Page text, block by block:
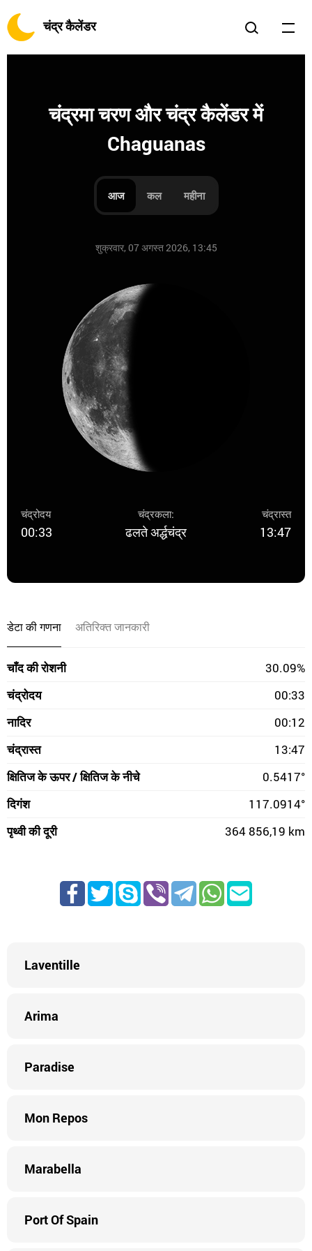
चंद्र कैलेंडर
चंद्रमा चरण और चंद्र कैलेंडर में
Chaguanas
आज कल महीना
शुक्रवार, 07 अगस्त 2026, 13:45
चंद्रोदय
00:33
चंद्रकला:
ढलते अर्द्धचंद्र
चंद्रास्त
13:47
डेटा की गणना अतिरिक्त जानकारी
चाँद की रोशनी
30.09%
चंद्रोदय
00:33
नादिर
00:12
चंद्रास्त
13:47
क्षितिज के ऊपर / क्षितिज के नीचे
0.5417°
दिगंश
117.0914°
पृथ्वी की दूरी
364 856,19 km
Laventille
Arima
Paradise
Mon Repos
Marabella
Port Of Spain